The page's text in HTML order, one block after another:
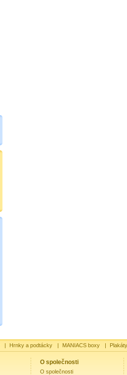
| Hrnky a podtácky | MANIACS boxy | Plakáty
O společnosti
O společnosti